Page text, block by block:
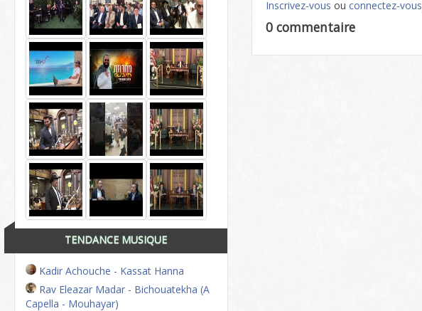
TENDANCE MUSIQUE
Kadir Achouche - Kassat Hanna
Rav Eleazar Madar - Bichouatekha (A
Capella - Mouhayar)
Inscrivez-vous ouconnectez-vous
0 commentaire